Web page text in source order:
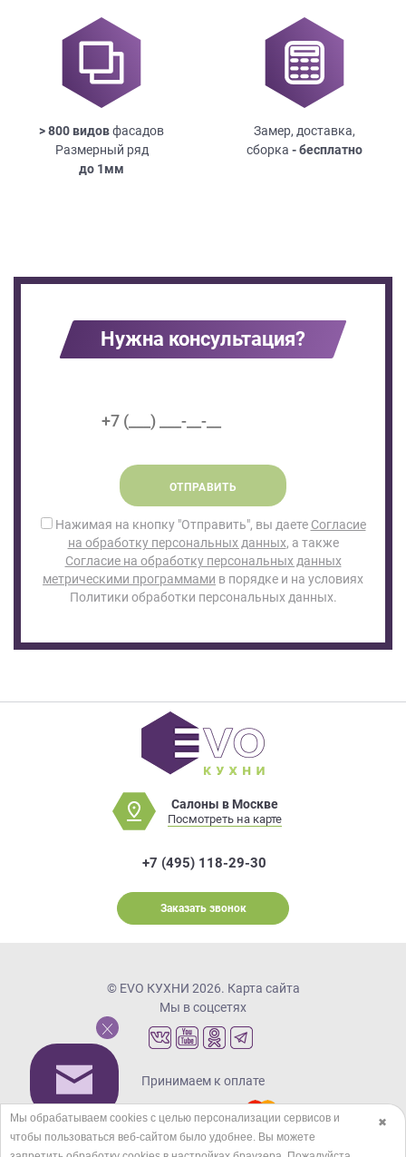
> 800 видовфасадов
Размерный ряд
до 1мм
Замер, доставка,
сборка - бесплатно
Нужна консультация?
ОТПРАВИТЬ
Нажимая на кнопку "Отправить", вы даете Согласие
на обработку персональных данных, а также
Согласие на обработку персональных данных
метрическими программами в порядке и на условиях
Политики обработки персональных данных.
Салоны в Москве
Посмотреть на карте
+7 (495) 118-29-30
Заказать звонок
© EVO КУХНИ 2026. Карта сайта
Мы в соцсетях
Принимаем к оплате
Кредиты и рассрочка
✖
Мы обрабатываем cookies с целью персонализации сервисов и
чтобы пользоваться веб-сайтом было удобнее. Вы можете